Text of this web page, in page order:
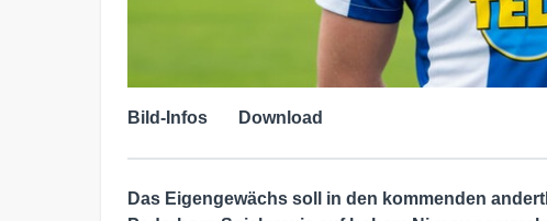
Bild-Infos Download
Das Eigengewächs soll in den kommenden